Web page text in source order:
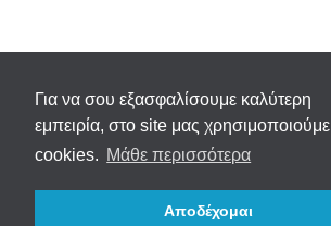
Για να σου εξασφαλίσουμε καλύτερη
εμπειρία, στο site μας χρησιμοποιούμε
cookies. Μάθε περισσότερα
Αποδέχομαι